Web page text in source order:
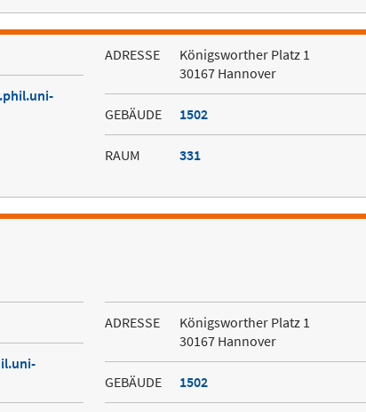
ADRESSE
Königsworther Platz 1
30167 Hannover
GEBÄUDE 1502
RAUM 331
ADRESSE
Königsworther Platz 1
30167 Hannover
GEBÄUDE 1502